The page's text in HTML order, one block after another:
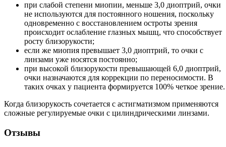
при слабой степени миопии, меньше 3,0 диоптрий, очки
не используются для постоянного ношения, поскольку
одновременно с восстановлением остроты зрения
происходит ослабление глазных мышц, что способствует
росту близорукости;
если же миопия превышает 3,0 диоптрий, то очки с
линзами уже носятся постоянно;
при высокой близорукости превышающей 6,0 диоптрий,
очки назначаются для коррекции по переносимости. В
таких очках у пациента формируется 100% четкое зрение.
Когда близорукость сочетается с астигматизмом применяются
сложные регулируемые очки с цилиндрическими линзами.
Отзывы